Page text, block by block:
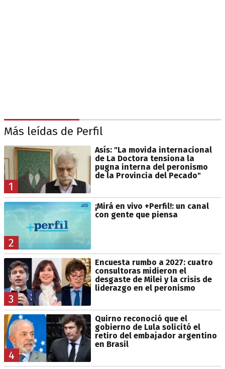
Más leídas de Perfil
1
Asís: "La movida internacional
de La Doctora tensiona la
pugna interna del peronismo
de la Provincia del Pecado"
2
¡Mirá en vivo +Perfil!: un canal
con gente que piensa
3
Encuesta rumbo a 2027: cuatro
consultoras midieron el
desgaste de Milei y la crisis de
liderazgo en el peronismo
4
Quirno reconoció que el
gobierno de Lula solicitó el
retiro del embajador argentino
en Brasil